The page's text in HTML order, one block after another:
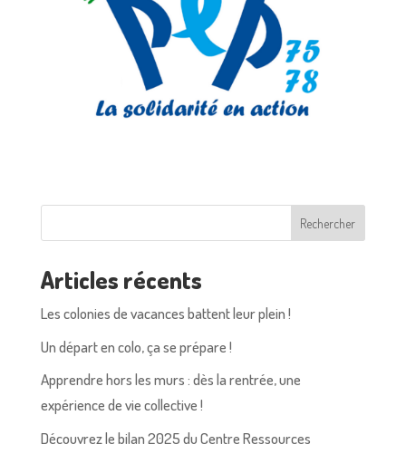
Rechercher
Articles récents
Les colonies de vacances battent leur plein !
Un départ en colo, ça se prépare !
Apprendre hors les murs : dès la rentrée, une
expérience de vie collective !
Découvrez le bilan 2025 du Centre Ressources